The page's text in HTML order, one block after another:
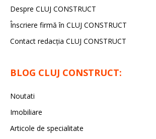
Despre CLUJ CONSTRUCT
Înscriere firmă în CLUJ CONSTRUCT
Contact redacția CLUJ CONSTRUCT
BLOG CLUJ CONSTRUCT:
Noutati
Imobiliare
Articole de specialitate